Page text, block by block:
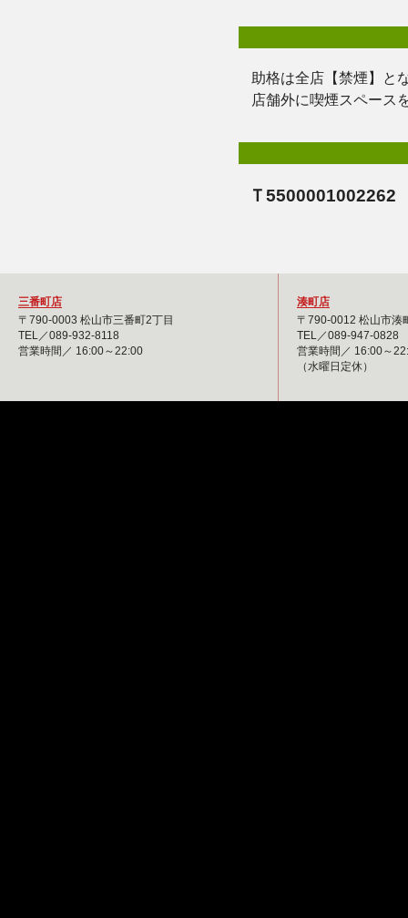
助格は全店【禁煙】と
店舗外に喫煙スペース
Ｔ5500001002262
三番町店
〒790-0003 松山市三番町2丁目
TEL／089-932-8118
営業時間／ 16:00～22:00
湊町店
〒790-0012 松山市湊
TEL／089-947-0828
営業時間／ 16:00～
（水曜日定休）